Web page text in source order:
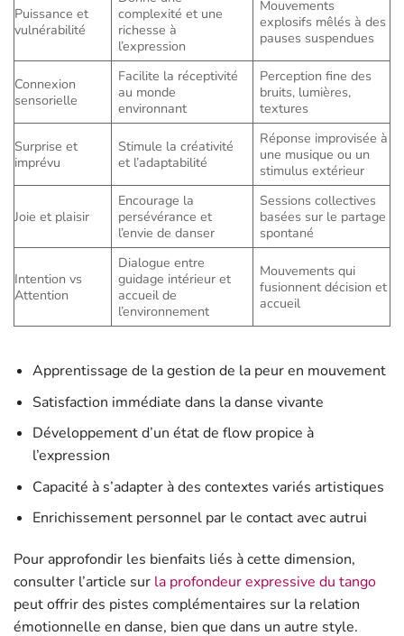
Puissance et
vulnérabilité
complexité et une
richesse à
l’expression
Mouvements
explosifs mêlés à des
pauses suspendues
Connexion
sensorielle
Facilite la réceptivité
au monde
environnant
Perception fine des
bruits, lumières,
textures
Surprise et
imprévu
Stimule la créativité
et l’adaptabilité
Réponse improvisée à
une musique ou un
stimulus extérieur
Joie et plaisir
Encourage la
persévérance et
l’envie de danser
Sessions collectives
basées sur le partage
spontané
Intention vs
Attention
Dialogue entre
guidage intérieur et
accueil de
l’environnement
Mouvements qui
fusionnent décision et
accueil
Apprentissage de la gestion de la peur en mouvement
Satisfaction immédiate dans la danse vivante
Développement d’un état de flow propice à
l’expression
Capacité à s’adapter à des contextes variés artistiques
Enrichissement personnel par le contact avec autrui
Pour approfondir les bienfaits liés à cette dimension,
consulter l’article sur la profondeur expressive du tango
peut offrir des pistes complémentaires sur la relation
émotionnelle en danse, bien que dans un autre style.